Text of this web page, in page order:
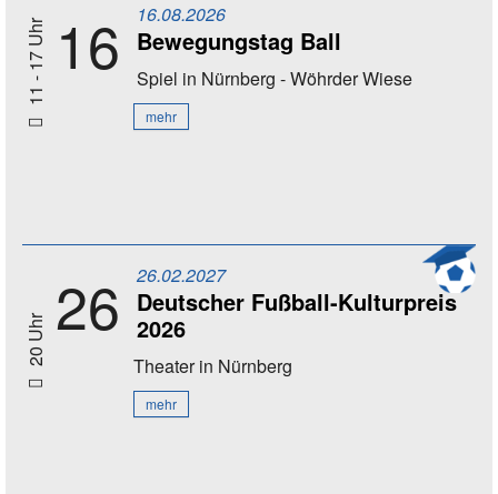
11 - 17 Uhr 16 16.08.2026
Bewegungstag Ball
Spiel in Nürnberg - Wöhrder Wiese
mehr
20 Uhr 26 26.02.2027
Deutscher Fußball-Kulturpreis
2026
Theaterin Nürnberg
mehr